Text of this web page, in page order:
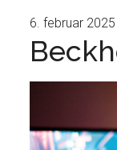
6. februar 2025